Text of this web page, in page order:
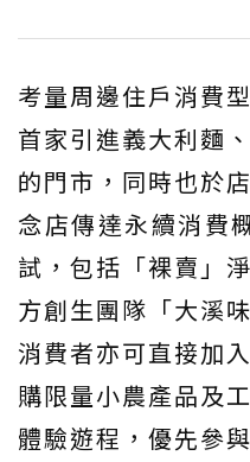
考量周邊住戶消費
首家引進義大利麵
的門市，同時也於
念店傳達永續消費
試，包括「裸賣」
方創生團隊「大溪
消費者亦可直接加
購限量小農產品及
體驗遊程，優先參